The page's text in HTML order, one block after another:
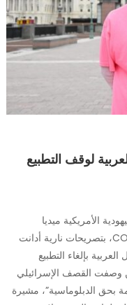
لوقف التطبيع
الأمريكية ميديا
بنجامين، المؤسسة المشاركة لحركة CODEPINK، بتصريحات نارية أدانت
بإلغاء التطبيع
وصفت القصف الإسرائيلي
بحق الدبلوماسية”، مشيرة